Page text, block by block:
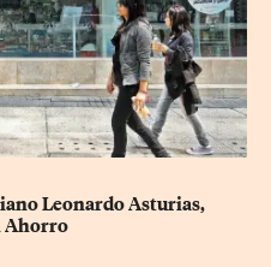
Leonardo Asturias,
Ahorro